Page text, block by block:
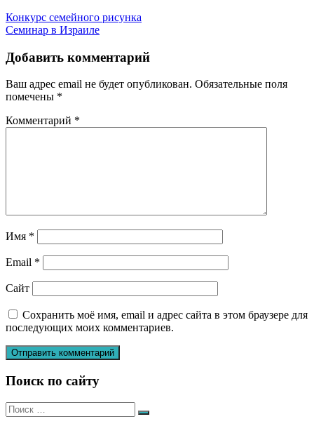
Навигация
по
записям
Конкурс семейного рисунка
Семинар в Израиле
Добавить комментарий
Ваш адрес email не будет опубликован. Обязательные поля
помечены *
Комментарий *
Имя *
Email *
Сайт
Сохранить моё имя, email и адрес сайта в этом браузере для
последующих моих комментариев.
Поиск по сайту
Искать:
Поиск